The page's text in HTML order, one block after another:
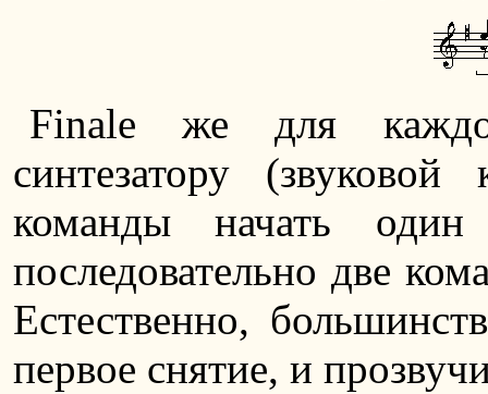
Finale же для
синтезатору
команды начать
последовательно две
Естественно,
первое снятие, и